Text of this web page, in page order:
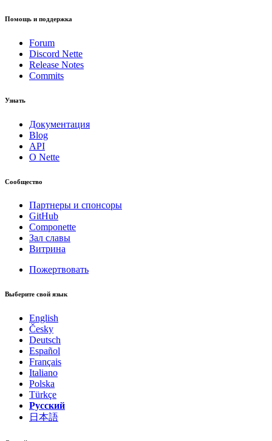
Помощь и поддержка
Forum
Discord Nette
Release Notes
Commits
Узнать
Документация
Blog
API
О Nette
Сообщество
Партнеры и спонсоры
GitHub
Componette
Зал славы
Витрина
Пожертвовать
Выберите свой язык
English
Česky
Deutsch
Español
Français
Italiano
Polska
Türkçe
Русский
日本語